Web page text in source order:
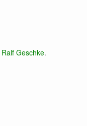
Ralf Geschke.